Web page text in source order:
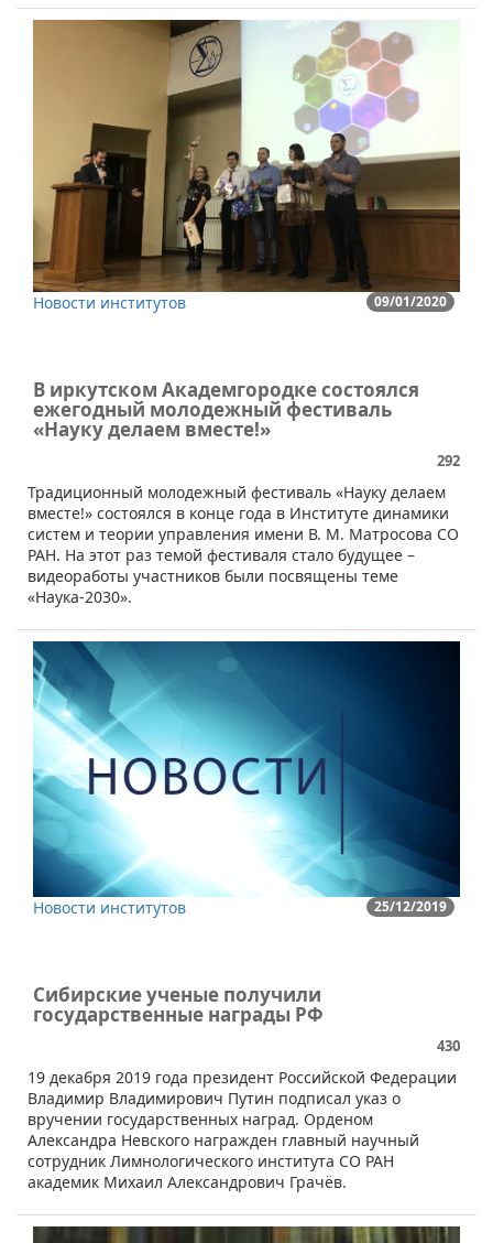
09/01/2020
Новости институтов
В иркутском Академгородке состоялся
ежегодный молодежный фестиваль
«Науку делаем вместе!»
292
​Традиционный молодежный фестиваль «Науку делаем
вместе!» состоялся в конце года в Институте динамики
систем и теории управления имени В. М. Матросова СО
РАН. На этот раз темой фестиваля стало будущее –
видеоработы участников были посвящены теме
«Наука-2030».
25/12/2019
Новости институтов
Сибирские ученые получили
государственные награды РФ
430
​19 декабря 2019 года президент Российской Федерации
Владимир Владимирович Путин подписал указ о
вручении государственных наград. Орденом
Александра Невского награжден главный научный
сотрудник Лимнологического института СО РАН
академик Михаил Александрович Грачёв.